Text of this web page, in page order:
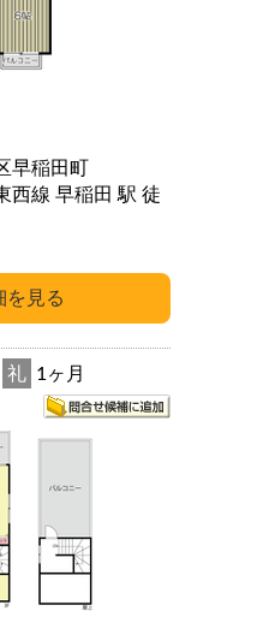
早稲田町
早稲田 駅 徒
礼 1ヶ月